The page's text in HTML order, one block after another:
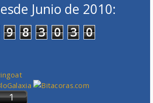
Junio de 2010:
9 8 3 0 3 0